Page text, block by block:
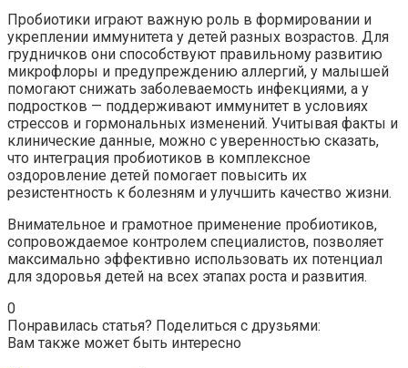
Пробиотики играют важную роль в формировании и
укреплении иммунитета у детей разных возрастов. Для
грудничков они способствуют правильному развитию
микрофлоры и предупреждению аллергий, у малышей
помогают снижать заболеваемость инфекциями, а у
подростков — поддерживают иммунитет в условиях
стрессов и гормональных изменений. Учитывая факты и
клинические данные, можно с уверенностью сказать,
что интеграция пробиотиков в комплексное
оздоровление детей помогает повысить их
резистентность к болезням и улучшить качество жизни.
Внимательное и грамотное применение пробиотиков,
сопровождаемое контролем специалистов, позволяет
максимально эффективно использовать их потенциал
для здоровья детей на всех этапах роста и развития.
0
Понравилась статья? Поделиться с друзьями:
Вам также может быть интересно